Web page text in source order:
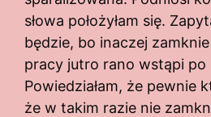
słowa położyłam się.
będzie, bo inaczej
pracy jutro rano wstąpi po
Powiedziałam, że pewnie
że w takim razie nie